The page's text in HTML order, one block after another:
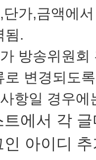
단가,금액에
됨.
방송위원
로 변경되도
항일 경우
트에서 각
인 아이디